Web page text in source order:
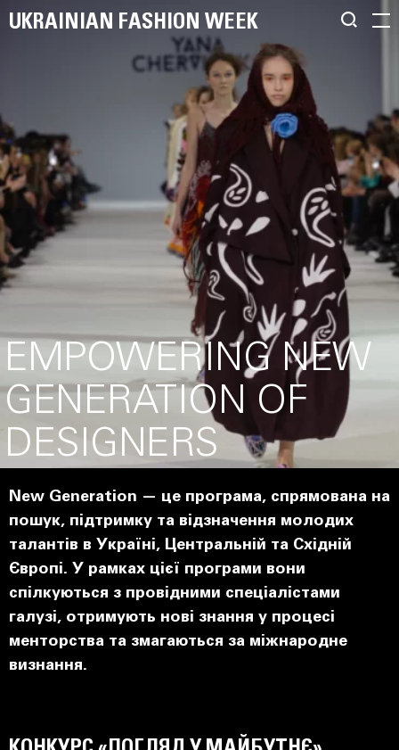
UKRAINIAN FASHION WEEK
EMPOWERING NEW
GENERATION OF
DESIGNERS
New Generation — це програма, спрямована на
пошук, підтримку та відзначення молодих
талантів в Україні, Центральній та Східній
Європі. У рамках цієї програми вони
спілкуються з провідними спеціалістами
галузі, отримують нові знання у процесі
менторства та змагаються за міжнародне
визнання.